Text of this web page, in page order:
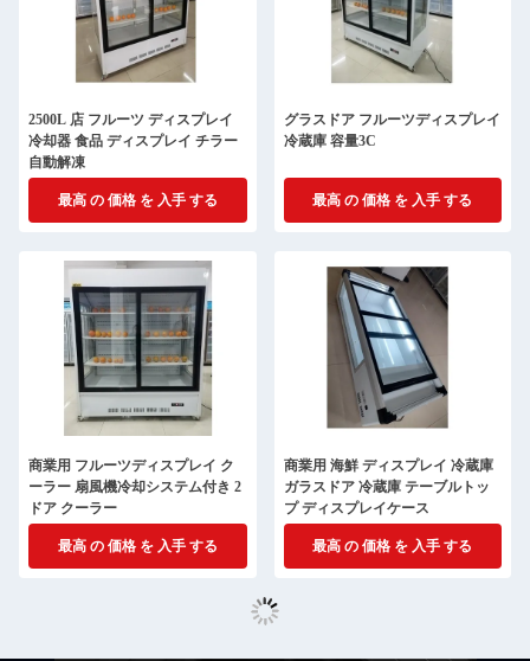
2500L 店 フルーツ ディスプレイ
冷却器 食品 ディスプレイ チラー
自動解凍
最高 の 価格 を 入手 する
グラスドア フルーツディスプレイ
冷蔵庫 容量3C
最高 の 価格 を 入手 する
商業用 フルーツディスプレイ ク
ーラー 扇風機冷却システム付き 2
ドア クーラー
最高 の 価格 を 入手 する
商業用 海鮮 ディスプレイ 冷蔵庫
ガラスドア 冷蔵庫 テーブルトッ
プ ディスプレイケース
最高 の 価格 を 入手 する